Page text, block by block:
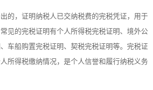
的，证明纳税人已交纳税费的完税凭证，用于
见的完税证明有个人所得税完税证明、境外公
车船购置完税证明、契税完税证明等。完税证
所得税缴纳情况，是个人信誉和履行纳税义务